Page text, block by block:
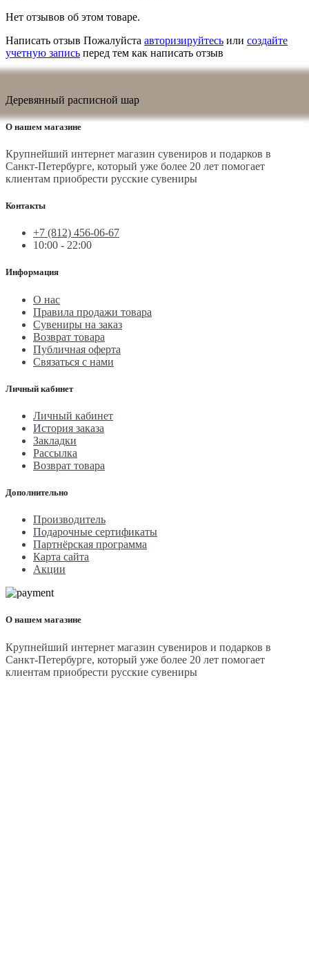
Нет отзывов об этом товаре.
Написать отзыв Пожалуйста авторизируйтесь или создайте
учетную запись перед тем как написать отзыв
Деревянный расписной шар
О нашем магазине
Крупнейший интернет магазин сувениров и подарков в
Санкт-Петербурге, который уже более 20 лет помогает
клиентам приобрести русские сувениры
Контакты
+7 (812) 456-06-67
10:00 - 22:00
Информация
О нас
Правила продажи товара
Сувениры на заказ
Возврат товара
Публичная оферта
Связаться с нами
Личный кабинет
Личный кабинет
История заказа
Закладки
Рассылка
Возврат товара
Дополнительно
Производитель
Подарочные сертификаты
Партнёрская программа
Карта сайта
Акции
О нашем магазине
Крупнейший интернет магазин сувениров и подарков в
Санкт-Петербурге, который уже более 20 лет помогает
клиентам приобрести русские сувениры